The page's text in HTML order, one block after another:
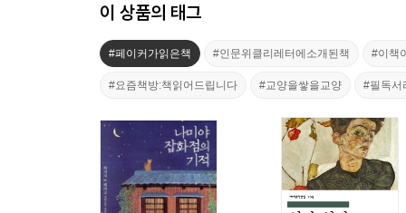
이 상품의 태그
#페이커가읽은책 #인문위클리레터에소개된책 #이책
#요즘책방:책읽어드립니다 #교양을쌓을교양 #필독서